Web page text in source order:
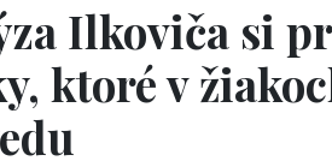
Ilkoviča si
ktoré v